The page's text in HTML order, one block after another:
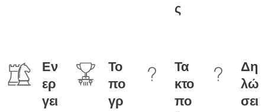
ς
Εν
ερ
γει
Το
πο
γρ
Τα
κτο
πο
Δη
λώ
σει